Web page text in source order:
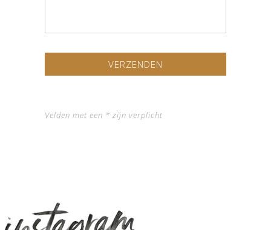
Velden met een * zijn verplicht